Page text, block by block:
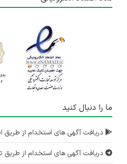
ما را دنبال کنید
دریافت آگهی های استخدام از طریق
دریافت آگهی های استخدام از طریق